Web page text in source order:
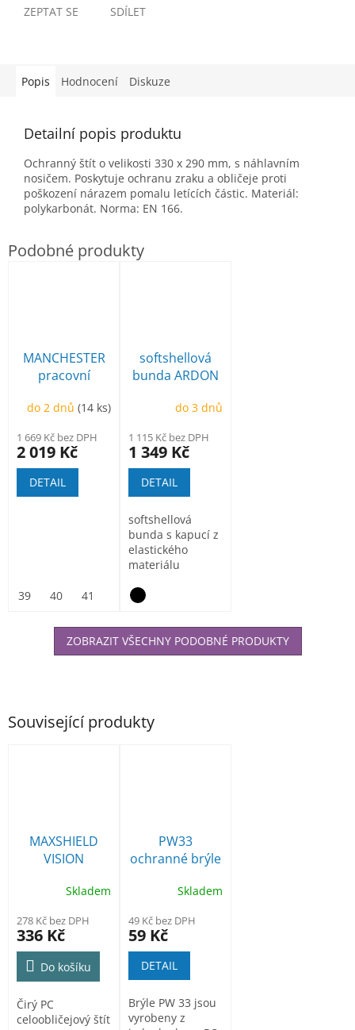
ZEPTAT SE SDÍLET
Související produkty
MAXSHIELD
VISION
Skladem
278 Kč bez DPH
336 Kč
Do košíku
Čirý PC
celoobličejový štít
PW33
ochranné brýle
Skladem
49 Kč bez DPH
59 Kč
DETAIL
Brýle PW 33 jsou
vyrobeny z
Popis Hodnocení Diskuze
Detailní popis produktu
Ochranný štít o velikosti 330 x 290 mm, s náhlavním
nosičem. Poskytuje ochranu zraku a obličeje proti
poškození nárazem pomalu letících částic. Materiál:
polykarbonát. Norma: EN 166.
MANCHESTER
pracovní
do 2 dnů(14 ks)
1 669 Kč bez DPH
2 019 Kč
DETAIL
39 40 41 43
softshellová
bunda ARDON
do 3 dnů
1 115 Kč bez DPH
1 349 Kč
DETAIL
softshellová
bunda s kapucí z
elastického
materiálu
vnitřní část...
ZOBRAZIT VŠECHNY PODOBNÉ PRODUKTY